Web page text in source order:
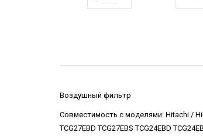
Воздушный фильтр
Совместимость с моделями: Hitachi /
TCG27EBD TCG27EBS TCG24EBD